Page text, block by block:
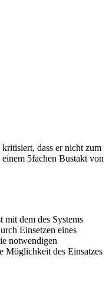
dass er nicht zum
5fachen Bustakt von
mit dem des Systems
Einsetzen eines
notwendigen
Möglichkeit des Einsatzes